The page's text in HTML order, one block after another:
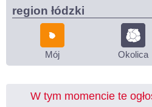
region łódzki
Mój Okolica
W tym momencie te